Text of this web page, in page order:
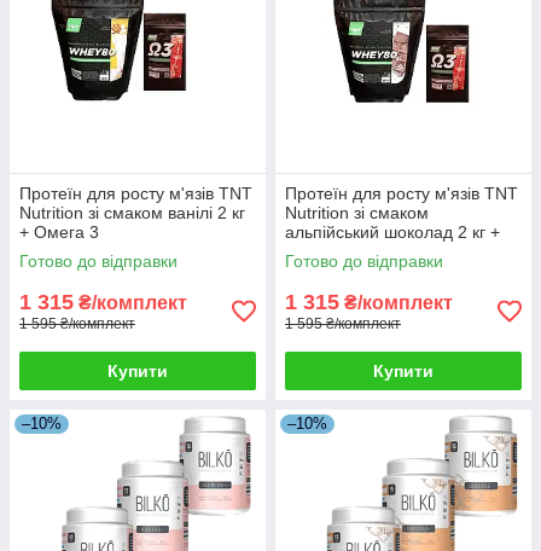
Протеїн для росту м'язів TNT
Nutrition зі смаком ванілі 2 кг
+ Омега 3
Готово до відправки
1 315 ₴/комплект
1 595 ₴/комплект
Купити
Протеїн для росту м'язів TNT
Nutrition зі смаком
альпійський шоколад 2 кг +
Омега 3
Готово до відправки
1 315 ₴/комплект
1 595 ₴/комплект
Купити
–10% –10%